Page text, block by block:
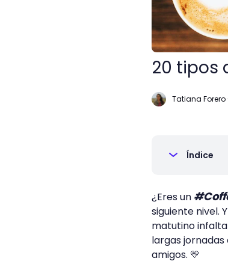
20 tipos
Tatiana Forero
Índice
¿Eres un
siguiente nivel.
matutino
largas
amigos. 💛